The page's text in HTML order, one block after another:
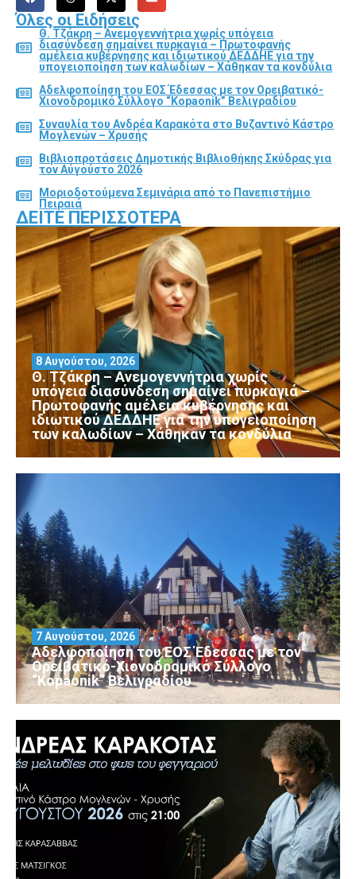
Όλες οι Ειδήσεις
Θ. Τζάκρη – Ανεμογεννήτρια χωρίς υπόγεια
διασύνδεση σημαίνει πυρκαγιά – Πρωτοφανής
αμέλεια κυβέρνησης και ιδιωτικού ΔΕΔΔΗΕ για την
υπογειοποίηση των καλωδίων – Χάθηκαν τα κονδύλια
Αδελφοποίηση του ΕΟΣ Έδεσσας με τον Ορειβατικό-
Χιονοδρομικό Σύλλογο “Kopaonik” Βελιγραδίου
Συναυλία του Ανδρέα Καρακότα στο Βυζαντινό Κάστρο
Μογλενών – Χρυσής
Βιβλιοπροτάσεις Δημοτικής Βιβλιοθήκης Σκύδρας για
τον Αύγούστο 2026
Μοριοδοτούμενα Σεμινάρια από το Πανεπιστήμιο
Πειραιά
ΔΕΊΤΕ ΠΕΡΙΣΣΌΤΕΡΑ
Θ. Τζάκρη – Ανεμογεννήτρια χωρίς
υπόγεια διασύνδεση σημαίνει πυρκαγιά –
Πρωτοφανής αμέλεια κυβέρνησης και
ιδιωτικού ΔΕΔΔΗΕ για την υπογειοποίηση
των καλωδίων – Χάθηκαν τα κονδύλια
8 Αυγούστου, 2026
Αδελφοποίηση του ΕΟΣ Έδεσσας με τον
Ορειβατικό-Χιονοδρομικό Σύλλογο
“Kopaonik” Βελιγραδίου
7 Αυγούστου, 2026